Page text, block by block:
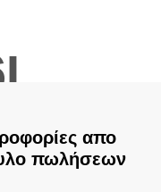
απο
πωλήσεων